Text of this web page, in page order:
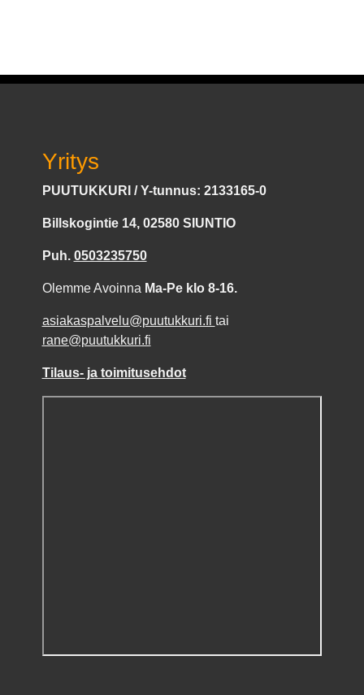
Yritys
PUUTUKKURI / Y-tunnus: 2133165-0
Billskogintie 14, 02580 SIUNTIO
Puh. 0503235750
Olemme Avoinna Ma-Pe klo 8-16.
asiakaspalvelu@puutukkuri.fi tai
rane@puutukkuri.fi
Tilaus- ja toimitusehdot